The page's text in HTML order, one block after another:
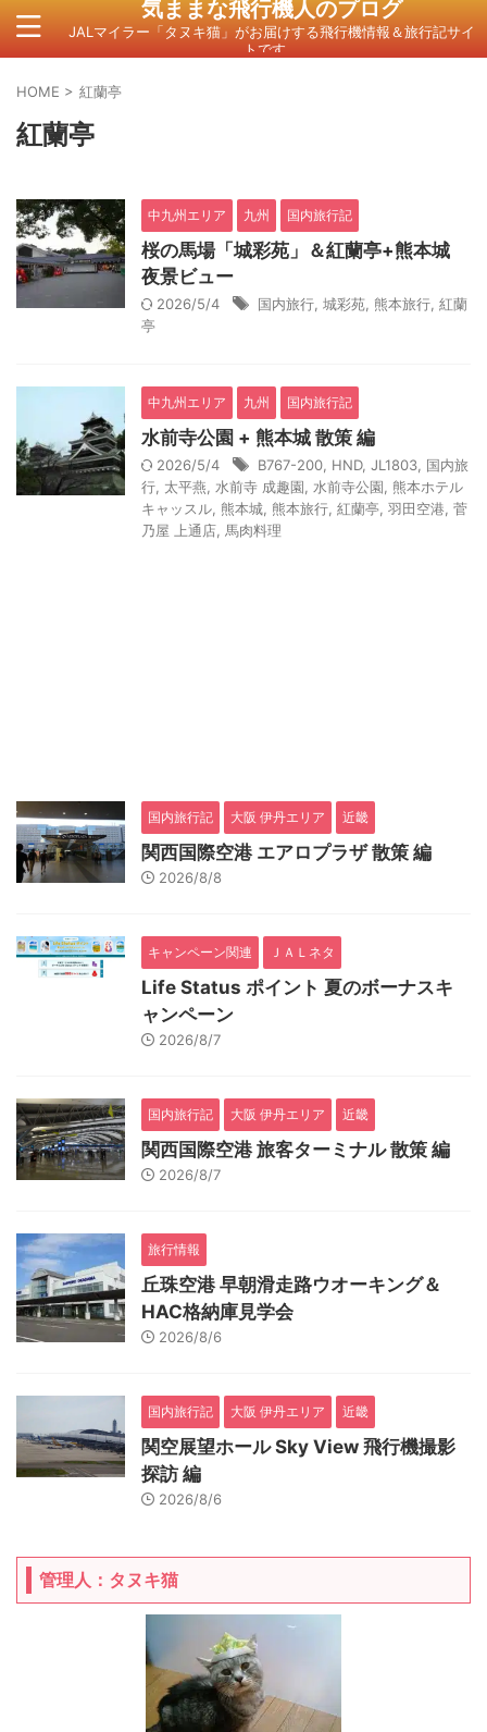
気ままな飛行機人のプログ
JALマイラー「タヌキ猫」がお届けする飛行機情報＆旅行記サイ
トです。
HOME > 紅蘭亭
紅蘭亭
中九州エリア 九州 国内旅行記
桜の馬場「城彩苑」＆紅蘭亭+熊本城
夜景ビュー
2026/5/4 国内旅行 城彩苑 熊本旅行 紅蘭
亭
中九州エリア 九州 国内旅行記
水前寺公園 + 熊本城 散策 編
2026/5/4 B767-200 HND, JL1803 国内旅
行 太平燕 水前寺 成趣園 水前寺公園
熊本ホテル
キャッスル 熊本城 熊本旅行 紅蘭亭 羽田空港 菅
乃屋 上通店 馬肉料理
国内旅行記 大阪 伊丹エリア 近畿
関西国際空港 エアロプラザ 散策 編
2026/8/8
キャンペーン関連 ＪＡＬネタ
Life Status ポイント 夏のボーナスキ
ャンペーン
2026/8/7
国内旅行記 大阪 伊丹エリア 近畿
関西国際空港 旅客ターミナル 散策 編
2026/8/7
旅行情報
丘珠空港 早朝滑走路ウオーキング＆
HAC格納庫見学会
2026/8/6
国内旅行記 大阪 伊丹エリア 近畿
関空展望ホール Sky View 飛行機撮影
探訪 編
2026/8/6
管理人：タヌキ猫